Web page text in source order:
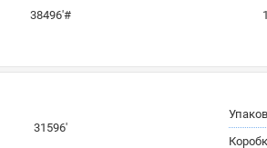
38496'#
31596'